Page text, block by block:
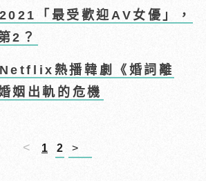
「最受歡迎AV女優」，
2？
熱播韓劇《婚詞離
姻出軌的危機
< 1 2 >